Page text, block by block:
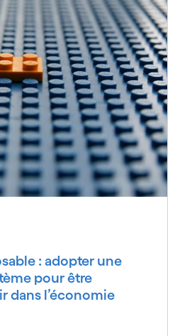
: adopter une
pour être
dans l’économie